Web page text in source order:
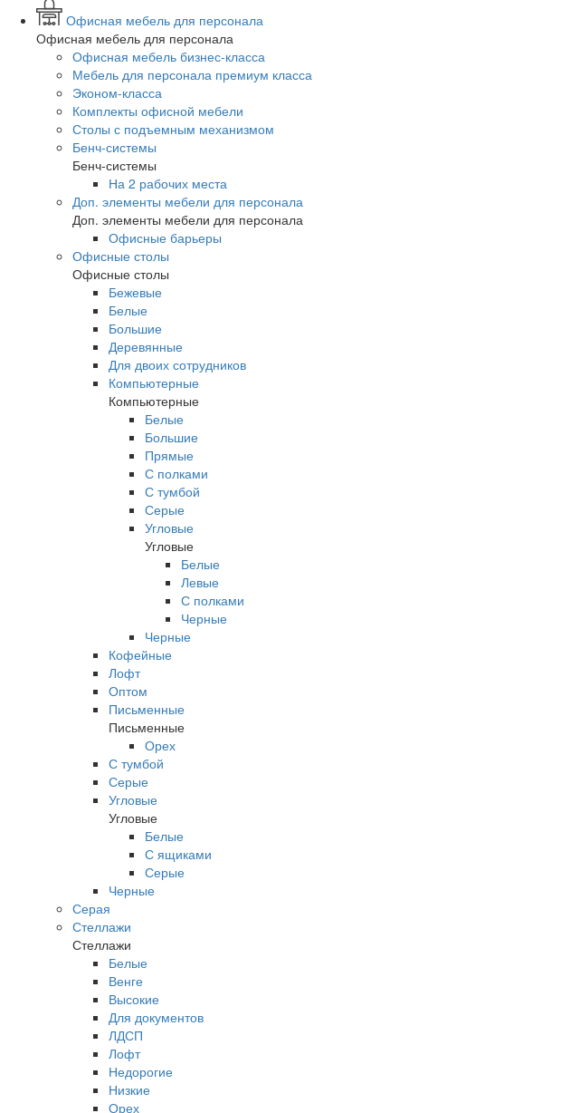
Офисная мебель для персонала
Офисная мебель для персонала
Офисная мебель бизнес-класса
Мебель для персонала премиум класса
Эконом-класса
Комплекты офисной мебели
Столы с подъемным механизмом
Бенч-системы
Бенч-системы
На 2 рабочих места
Доп. элементы мебели для персонала
Доп. элементы мебели для персонала
Офисные барьеры
Офисные столы
Офисные столы
Бежевые
Белые
Большие
Деревянные
Для двоих сотрудников
Компьютерные
Компьютерные
Белые
Большие
Прямые
С полками
С тумбой
Серые
Угловые
Угловые
Белые
Левые
С полками
Черные
Черные
Кофейные
Лофт
Оптом
Письменные
Письменные
Орех
С тумбой
Серые
Угловые
Угловые
Белые
С ящиками
Серые
Черные
Серая
Стеллажи
Стеллажи
Белые
Венге
Высокие
Для документов
ЛДСП
Лофт
Недорогие
Низкие
Орех